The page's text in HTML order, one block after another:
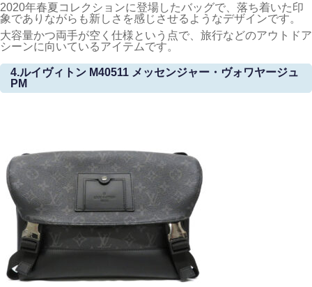
2020年春夏コレクションに登場したバッグで、落ち着いた印
象でありながらも新しさを感じさせるようなデザインです。
大容量かつ両手が空く仕様という点で、旅行などのアウトドア
シーンに向いているアイテムです。
4.ルイヴィトン M40511 メッセンジャー・ヴォワヤージュ
PM